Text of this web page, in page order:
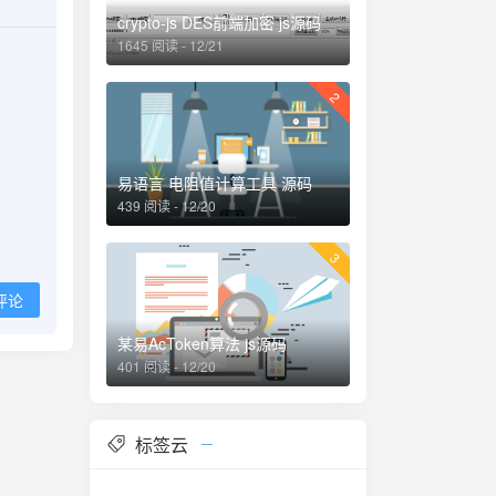
论
crypto-js DES前端加密 js源码
1645 阅读 - 12/21
2
易语言 电阻值计算工具 源码
439 阅读 - 12/20
3
某易AcToken算法 js源码
401 阅读 - 12/20
标签云